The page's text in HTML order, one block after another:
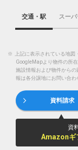
交通・駅 スー
※
上記に表示されている地
GoogleMapより物件の所
施設情報および物件から
報は各分譲地にお問い合わ
資料請求
資
Amazonギ